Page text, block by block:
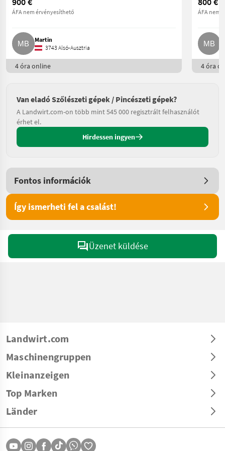
ÁFA nem érvényesíthető
Martin
3743 Alsó-Ausztria
4 óra online
ÁFA nem
4 óra
Van eladó Szőlészeti gépek / Pincészeti gépek?
A Landwirt.com-on több mint 545 000 regisztrált felhasználót
érhet el.
Hirdessen ingyen
Fontos információk
Így ismerheti fel a csalást!
Üzenet küldése
Landwirt.com
Maschinengruppen
Kleinanzeigen
Top Marken
Länder